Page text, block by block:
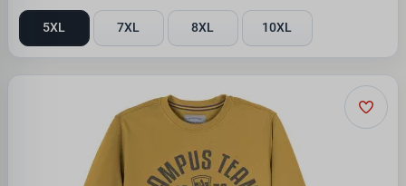
5XL 7XL 8XL 10XL